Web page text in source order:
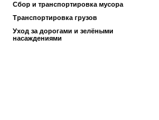
Сбор и транспортировка мусора
Транспортировка грузов
Уход за дорогами и зелёными
насаждениями